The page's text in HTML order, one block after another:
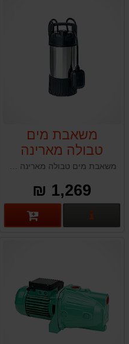
משאבת מים
טבולה מארינה
MARINA SMC
1103 HL
1,269 ₪
פרטים נוספים